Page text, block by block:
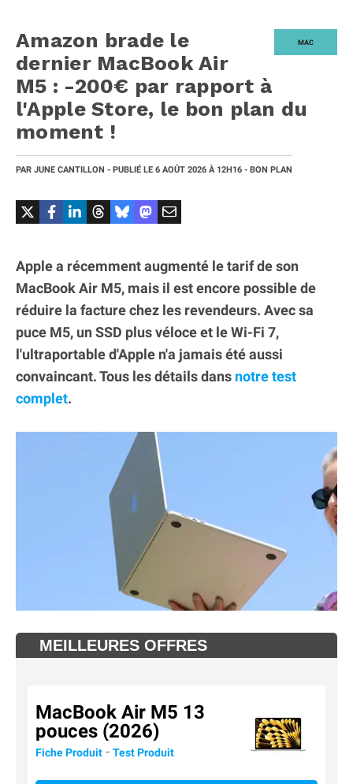
MAC
Amazon brade le
dernier MacBook Air
M5 : -200€ par rapport à
l'Apple Store, le bon plan du
moment !
PAR JUNE CANTILLON - PUBLIÉ LE 6 AOÛT 2026 À 12H16 - BON PLAN
Apple a récemment augmenté le tarif de son
MacBook Air M5, mais il est encore possible de
réduire la facture chez les revendeurs. Avec sa
puce M5, un SSD plus véloce et le Wi-Fi 7,
l'ultraportable d'Apple n'a jamais été aussi
convaincant. Tous les détails dans notre test
complet.
MEILLEURES OFFRES
MacBook Air M5 13
pouces (2026)
Fiche Produit - Test Produit